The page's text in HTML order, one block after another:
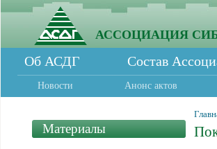
АССОЦИАЦИЯ
Об АСДГ Состав
Новости Анонс актов
Материалы